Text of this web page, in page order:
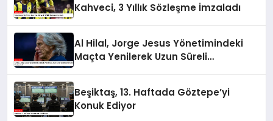
Kahveci, 3 Yıllık Sözleşme İmzaladı
Al Hilal, Jorge Jesus Yönetimindeki
Maçta Yenilerek Uzun Süreli
Beşiktaş, 13. Haftada Göztepe’yi
Konuk Ediyor